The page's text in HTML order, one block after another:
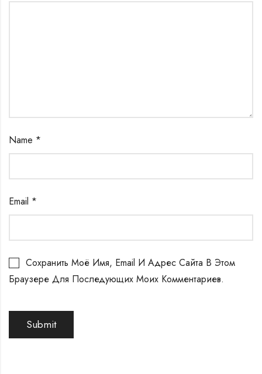
Name *
Email *
Сохранить Моё Имя, Email И Адрес Сайта В Этом
Браузере Для Последующих Моих Комментариев.